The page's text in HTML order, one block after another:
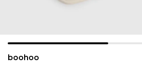
boohoo